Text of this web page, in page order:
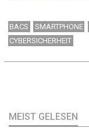
BACS SMARTPHONE
CYBERSICHERHEIT
MEIST GELESEN